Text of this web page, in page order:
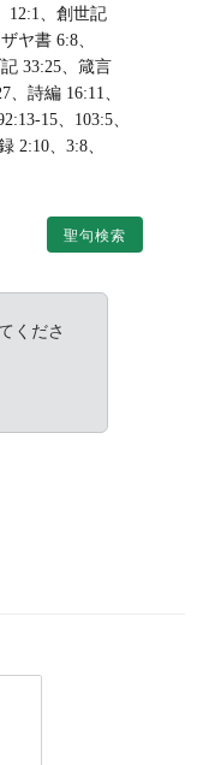
12:1、創世記
ヤ書 6:8、
33:25、箴言
、詩編 16:11、
15、103:5、
2:10、3:8、
聖句検索
くださ